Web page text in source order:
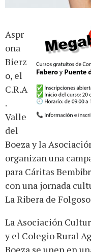
Aspr
ona
Bierz
o, el
C.R.A
.
Valle
del
Boeza y la
organizan una
para Cáritas
con una jornada
La Ribera de
La Asociación
y el Colegio Rural
Boeza se unen en